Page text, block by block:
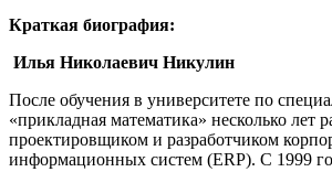
Краткая биография:
Илья Николаевич Никулин
После обучения в университете по
«прикладная математика» несколько лет
проектировщиком и разработчиком
информационных систем (ERP). С 1999